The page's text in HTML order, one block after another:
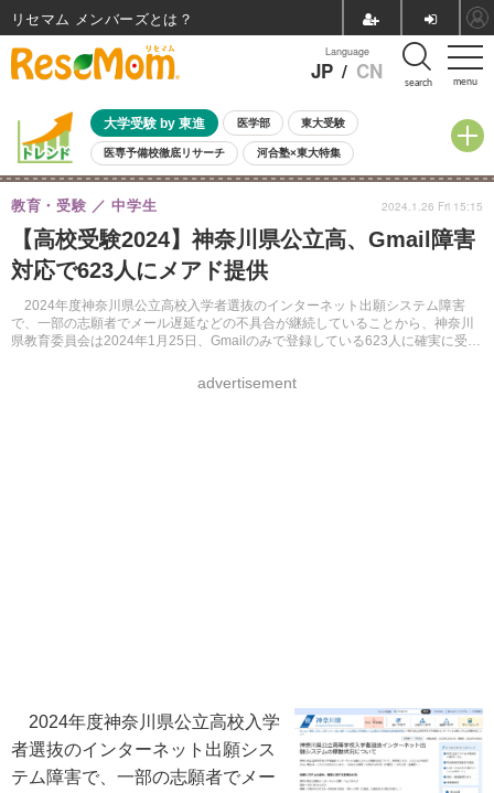
menu
Language
JP / CN search
大学受験 by 東進 医学部 東大受験
医専予備校徹底リサーチ 河合塾×東大特集
親子で考える大学選び 高校受験 中学受験 小学校受験
共通テスト 夏休み
8月開催イベント・WS 全国公立高校 過去問 人気記事
自由研究教材（小学生向け） 自由研究教材（中学生向け）
【高校受験2024】神奈川県公立高、Gmail障害
対応で623人にメアド提供
2024年度神奈川県公立高校入学者選抜のインターネット出願システム障害
で、一部の志願者でメール遅延などの不具合が継続していることから、神奈川
県教育委員会は2024年1月25日、Gmailのみで登録している623人に確実に受信
教育・受験 中学生
advertisement
2024.1.26 Fri 15:15
2024年度神奈川県公立高校入学
者選抜のインターネット出願シス
テム障害で、一部の志願者でメー
リセマム メンバーズ